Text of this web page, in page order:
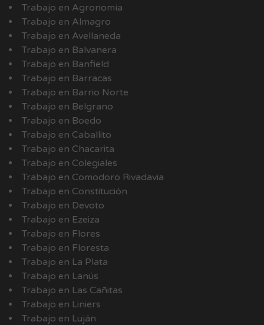
Trabajo en Agronomía
Trabajo en Almagro
Trabajo en Avellaneda
Trabajo en Balvanera
Trabajo en Banfield
Trabajo en Barracas
Trabajo en Barrio Norte
Trabajo en Belgrano
Trabajo en Boedo
Trabajo en Caballito
Trabajo en Chacarita
Trabajo en Colegiales
Trabajo en Comodoro Rivadavia
Trabajo en Constitución
Trabajo en Devoto
Trabajo en Ezeiza
Trabajo en Flores
Trabajo en Floresta
Trabajo en La Plata
Trabajo en Lanús
Trabajo en Las Cañitas
Trabajo en Liniers
Trabajo en Luján